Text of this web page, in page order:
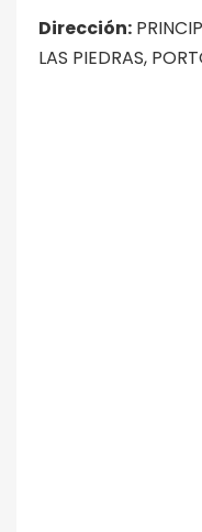
Dirección:
LAS PIEDRAS,